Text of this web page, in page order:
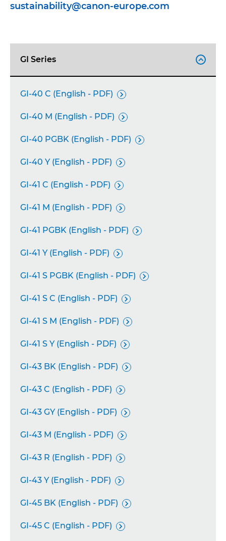
sustainability@canon-europe.com
GI Series 
GI-40 C (English - PDF) 
GI-40 M (English - PDF) 
GI-40 PGBK (English - PDF) 
GI-40 Y (English - PDF) 
GI-41 C (English - PDF) 
GI-41 M (English - PDF) 
GI-41 PGBK (English - PDF) 
GI-41 Y (English - PDF) 
GI-41 S PGBK (English - PDF) 
GI-41 S C (English - PDF) 
GI-41 S M (English - PDF) 
GI-41 S Y (English - PDF) 
GI-43 BK (English - PDF) 
GI-43 C (English - PDF) 
GI-43 GY (English - PDF) 
GI-43 M (English - PDF) 
GI-43 R (English - PDF) 
GI-43 Y (English - PDF) 
GI-45 BK (English - PDF) 
GI-45 C (English - PDF) 